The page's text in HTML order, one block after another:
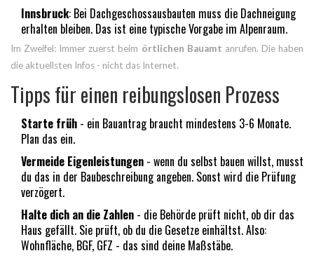
Innsbruck: Bei Dachgeschossausbauten muss die Dachneigung
erhalten bleiben. Das ist eine typische Vorgabe im Alpenraum.
Im Zweifel: Immer zuerst beim örtlichen Bauamt anrufen. Die haben
die aktuellsten Infos - nicht das Internet.
Tipps für einen reibungslosen Prozess
Starte früh - ein Bauantrag braucht mindestens 3-6 Monate.
Plan das ein.
Vermeide Eigenleistungen - wenn du selbst bauen willst, musst
du das in der Baubeschreibung angeben. Sonst wird die Prüfung
verzögert.
Halte dich an die Zahlen - die Behörde prüft nicht, ob dir das
Haus gefällt. Sie prüft, ob du die Gesetze einhältst. Also:
Wohnfläche, BGF, GFZ - das sind deine Maßstäbe.